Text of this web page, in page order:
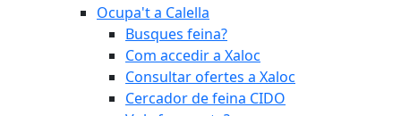
Ocupa't a Calella
Busques feina?
Com accedir a Xaloc
Consultar ofertes a Xaloc
Cercador de feina CIDO